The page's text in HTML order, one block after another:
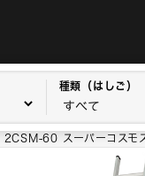
種類（はしご）
2CSM-60 スーパーコスモ